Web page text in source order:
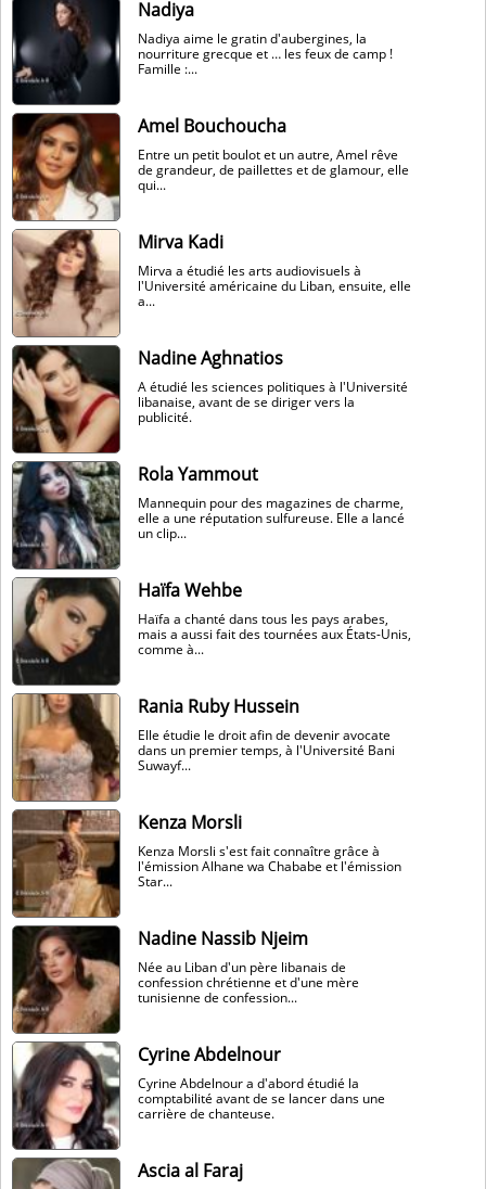
Nadiya
Nadiya aime le gratin d'aubergines, la
nourriture grecque et … les feux de camp !
Famille :...
Amel Bouchoucha
Entre un petit boulot et un autre, Amel rêve
de grandeur, de paillettes et de glamour, elle
qui...
Mirva Kadi
Mirva a étudié les arts audiovisuels à
l'Université américaine du Liban, ensuite, elle
a...
Nadine Aghnatios
A étudié les sciences politiques à l'Université
libanaise, avant de se diriger vers la
publicité.
Rola Yammout
Mannequin pour des magazines de charme,
elle a une réputation sulfureuse. Elle a lancé
un clip...
Haïfa Wehbe
Haïfa a chanté dans tous les pays arabes,
mais a aussi fait des tournées aux États-Unis,
comme à...
Rania Ruby Hussein
Elle étudie le droit afin de devenir avocate
dans un premier temps, à l'Université Bani
Suwayf...
Kenza Morsli
Kenza Morsli s'est fait connaître grâce à
l'émission Alhane wa Chababe et l'émission
Star...
Nadine Nassib Njeim
Née au Liban d'un père libanais de
confession chrétienne et d'une mère
tunisienne de confession...
Cyrine Abdelnour
Cyrine Abdelnour a d'abord étudié la
comptabilité avant de se lancer dans une
carrière de chanteuse.
Ascia al Faraj